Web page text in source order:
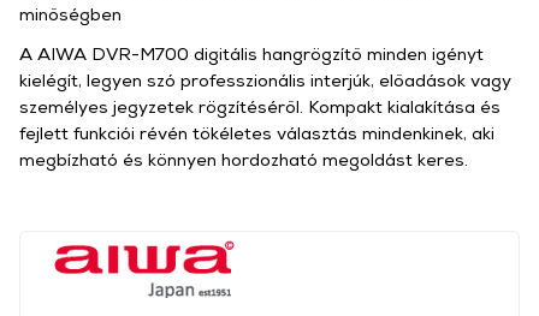
minőségben
A AIWA DVR-M700 digitális hangrögzítő minden igényt
kielégít, legyen szó professzionális interjúk, előadások vagy
személyes jegyzetek rögzítéséről. Kompakt kialakítása és
fejlett funkciói révén tökéletes választás mindenkinek, aki
megbízható és könnyen hordozható megoldást keres.